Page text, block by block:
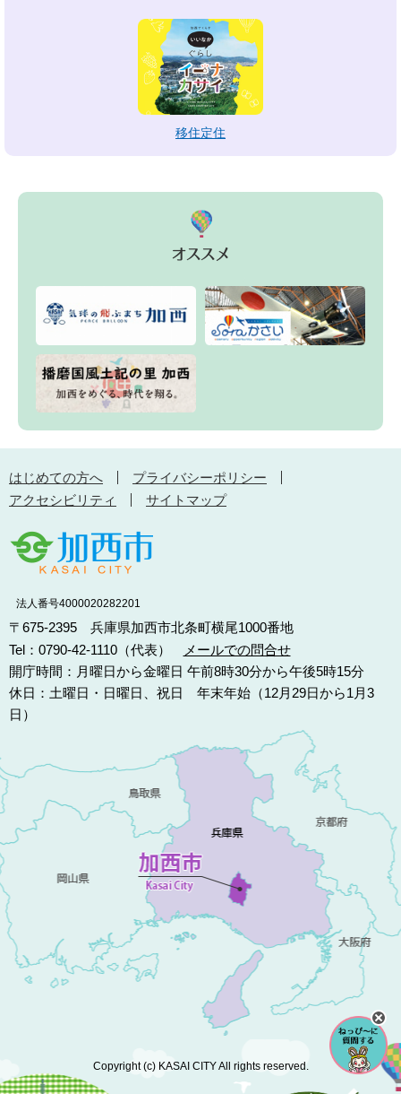
移住定住
はじめての方へ
プライバシーポリシー
アクセシビリティ
サイトマップ
法人番号4000020282201
〒675-2395 兵庫県加西市北条町横尾1000番地
Tel：0790-42-1110（代表）
メールでの問合せ
開庁時間：月曜日から金曜日 午前8時30分から午後5時15分
休日：土曜日・日曜日、祝日 年末年始（12月29日から1月3
日）
Copyright (c) KASAI CITY All rights reserved.